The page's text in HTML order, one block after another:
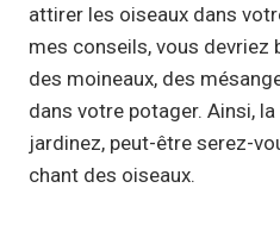
attirer les oiseaux dans
mes conseils, vous devriez
des moineaux, des
dans votre potager. Ainsi,
jardinez, peut-être serez-
chant des oiseaux.